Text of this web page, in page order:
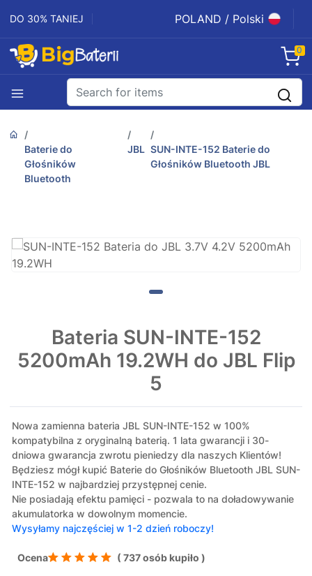
DO 30% TANIEJ POLAND / Polski
0
Baterie do
Głośników
Bluetooth
JBL SUN-INTE-152 Baterie do
Głośników Bluetooth JBL
Bateria SUN-INTE-152
5200mAh 19.2WH do JBL Flip
5
Nowa zamienna bateria JBL SUN-INTE-152 w 100%
kompatybilna z oryginalną baterią. 1 lata gwarancji i 30-
dniowa gwarancja zwrotu pieniedzy dla naszych Klientów!
Będziesz mógł kupić Baterie do Głośników Bluetooth JBL SUN-
INTE-152 w najbardziej przystępnej cenie.
Nie posiadają efektu pamięci - pozwala to na doładowywanie
akumulatorka w dowolnym momencie.
Wysyłamy najczęściej w 1-2 dzień roboczy!
Ocena ( 737 osób kupiło )